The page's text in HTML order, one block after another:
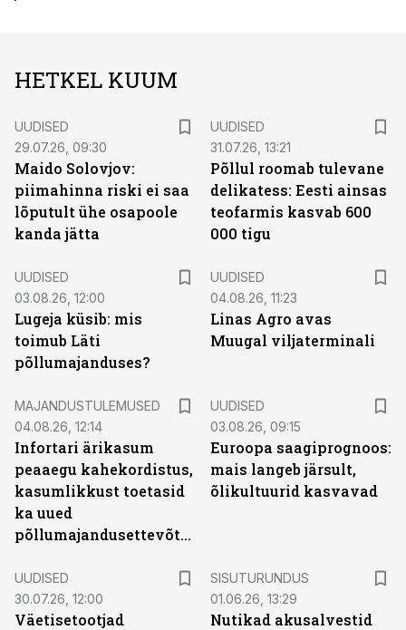
HETKEL KUUM
UUDISED
29.07.26, 09:30
Maido Solovjov:
piimahinna riski ei saa
lõputult ühe osapoole
kanda jätta
UUDISED
31.07.26, 13:21
Põllul roomab tulevane
delikatess: Eesti ainsas
teofarmis kasvab 600
000 tigu
UUDISED
03.08.26, 12:00
Lugeja küsib: mis
toimub Läti
põllumajanduses?
UUDISED
04.08.26, 11:23
Linas Agro avas
Muugal viljaterminali
MAJANDUSTULEMUSED
04.08.26, 12:14
Infortari ärikasum
peaaegu kahekordistus,
kasumlikkust toetasid
ka uued
põllumajandusettevõtted
UUDISED
03.08.26, 09:15
Euroopa saagiprognoos:
mais langeb järsult,
õlikultuurid kasvavad
UUDISED
30.07.26, 12:00
Väetisetootjad
SISUTURUNDUS
01.06.26, 13:29
Nutikad akusalvestid